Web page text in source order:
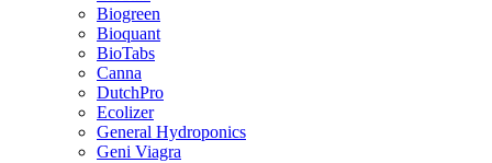
Biogreen
Bioquant
BioTabs
Canna
DutchPro
Ecolizer
General Hydroponics
Geni Viagra